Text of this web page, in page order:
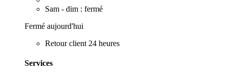
Sam - dim : fermé
Fermé aujourd'hui
Retour client 24 heures
Services